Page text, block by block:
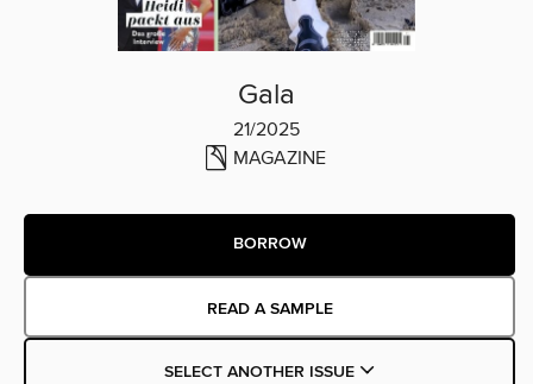
Gala
21/2025
MAGAZINE
BORROW
READ A SAMPLE
SELECT ANOTHER ISSUE